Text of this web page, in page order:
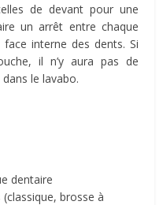
de devant pour une
un arrêt entre chaque
interne des dents. Si
il n’y aura pas de
le lavabo.
dentaire
brosse à